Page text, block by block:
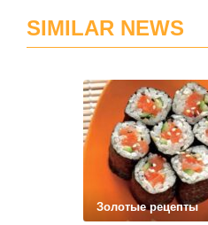
SIMILAR NEWS
Золотые рецепты